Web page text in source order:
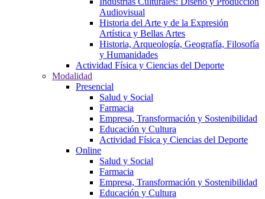
Audiovisual
Historia del Arte y de la Expresión
Artística y Bellas Artes
Historia, Arqueología, Geografía, Filosofía
y Humanidades
Actividad Física y Ciencias del Deporte
Modalidad
Presencial
Salud y Social
Farmacia
Empresa, Transformación y Sostenibilidad
Educación y Cultura
Actividad Física y Ciencias del Deporte
Online
Salud y Social
Farmacia
Empresa, Transformación y Sostenibilidad
Educación y Cultura